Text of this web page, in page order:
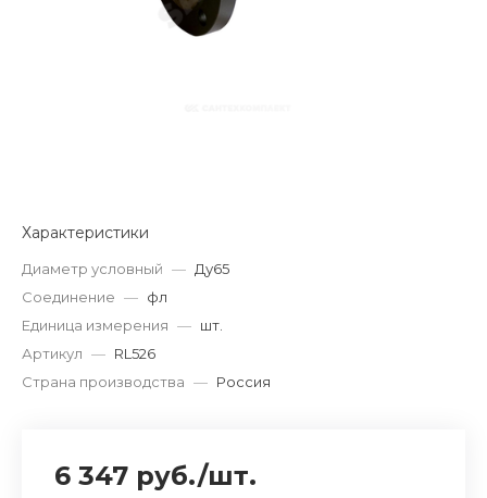
Характеристики
Диаметр условный — Ду65
Соединение — фл
Единица измерения — шт.
Артикул — RL526
Страна производства — Россия
6 347 руб./шт.